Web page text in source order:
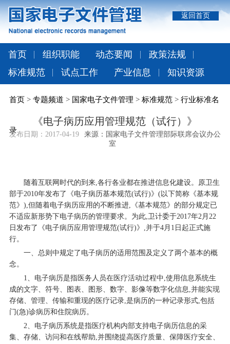
返回首页
首页 组织职能 动态要闻
政策法规
标准规范
试点工作 产业信息 知识资源
首页> 专题频道 > 国家电子文件管理 > 标准规范> 行业标准名
录
《电子病历应用管理规范（试行）》
发布日期： 2017-04-19
来源：国家电子文件管理部际联席会议办公
室
随着互联网时代的到来,各行各业都在推进信息化建设。原卫生
部于2010年发布了《电子病历基本规范(试行)》(以下简称《基本规
范》),但随着电子病历应用的不断推进,《基本规范》的部分规定已
不适应新形势下电子病历的管理要求。为此,卫计委于2017年2月22
日发布了《电子病历应用管理规范(试行)》,并于4月1日起正式施
行。
一、总则中规定了电子病历的适用范围及定义了两个基本的概
念。
1、电子病历是指医务人员在医疗活动过程中,使用信息系统生
成的文字、符号、图表、图形、数字、影像等数字化信息,并能实现
存储、管理、传输和重现的医疗记录,是病历的一种记录形式,包括
门(急)诊病历和住院病历。
2、电子病历系统是指医疗机构内部支持电子病历信息的采
集、存储、访问和在线帮助,并围绕提高医疗质量、保障医疗安全、